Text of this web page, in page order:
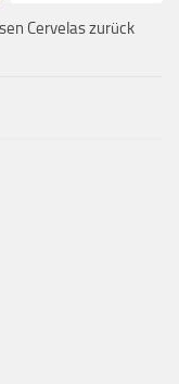
Cervelas zurück